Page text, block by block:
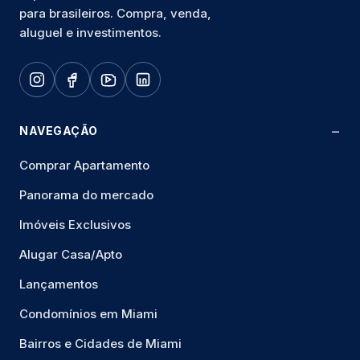
para brasileiros. Compra, venda,
aluguel e investimentos.
NAVEGAÇÃO
Comprar Apartamento
Panorama do mercado
Imóveis Exclusivos
Alugar Casa/Apto
Lançamentos
Condomínios em Miami
Bairros e Cidades de Miami